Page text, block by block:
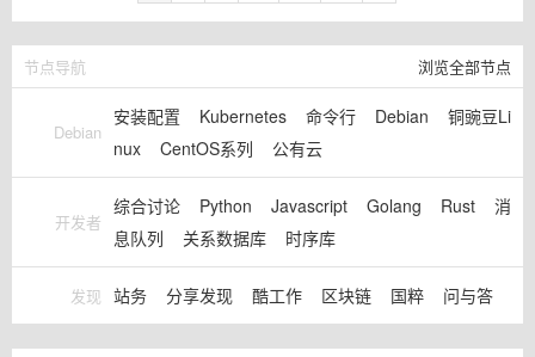
浏览全部节点
节点导航
Debian
安装配置 Kubernetes 命令行 Debian
铜豌豆Li
nux
CentOS系列 公有云
开发者
综合讨论 Python Javascript Golang Rust
消
息队列
关系数据库 时序库
发现 站务 分享发现 酷工作 区块链 国粹 问与答